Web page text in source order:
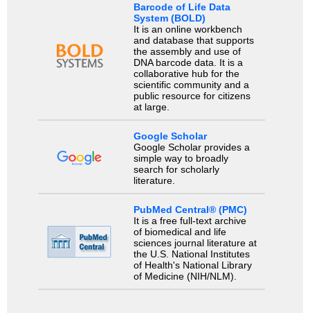
Barcode of Life Data
System (BOLD)
It is an online workbench
and database that supports
the assembly and use of
DNA barcode data. It is a
collaborative hub for the
scientific community and a
public resource for citizens
at large.
Google Scholar
Google Scholar provides a
simple way to broadly
search for scholarly
literature.
PubMed Central® (PMC)
It is a free full-text archive
of biomedical and life
sciences journal literature at
the U.S. National Institutes
of Health's National Library
of Medicine (NIH/NLM).